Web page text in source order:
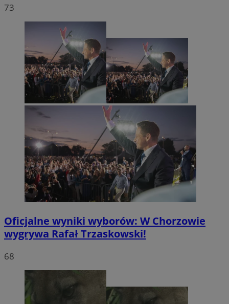
73
Oficjalne wyniki wyborów: W Chorzowie
wygrywa Rafał Trzaskowski!
68